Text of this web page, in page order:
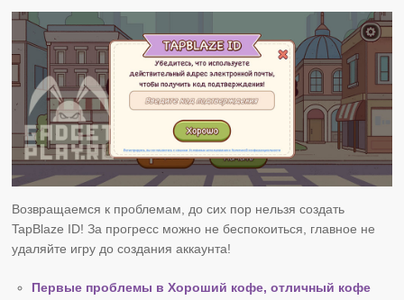
Возвращаемся к проблемам, до сих пор нельзя создать
TapBlaze ID! За прогресс можно не беспокоиться, главное не
удаляйте игру до создания аккаунта!
Первые проблемы в Хороший кофе, отличный кофе